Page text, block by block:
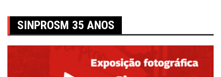
SINPROSM 35 ANOS